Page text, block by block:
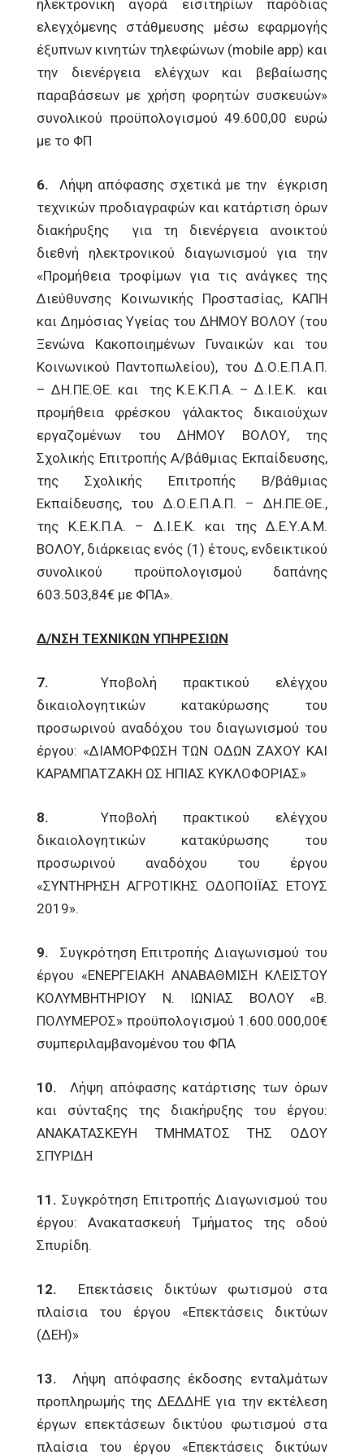
ηλεκτρονική αγορά εισιτηρίων παρόδιας
ελεγχόμενης στάθμευσης μέσω εφαρμογής
έξυπνων κινητών τηλεφώνων (mobile app) και
την διενέργεια ελέγχων και βεβαίωσης
παραβάσεων με χρήση φορητών συσκευών»
συνολικού προϋπολογισμού 49.600,00 ευρώ
με το ΦΠ
6. Λήψη απόφασης σχετικά με την έγκριση
τεχνικών προδιαγραφών και κατάρτιση όρων
διακήρυξης για τη διενέργεια ανοικτού
διεθνή ηλεκτρονικού διαγωνισμού για την
«Προμήθεια τροφίμων για τις ανάγκες της
Διεύθυνσης Κοινωνικής Προστασίας, ΚΑΠΗ
και Δημόσιας Υγείας του ΔΗΜΟΥ ΒΟΛΟΥ (του
Ξενώνα Κακοποιημένων Γυναικών και του
Κοινωνικού Παντοπωλείου), του Δ.Ο.Ε.Π.Α.Π.
– ΔΗ.ΠΕ.ΘΕ. και της Κ.Ε.Κ.Π.Α. – Δ.Ι.Ε.Κ. και
προμήθεια φρέσκου γάλακτος δικαιούχων
εργαζομένων του ΔΗΜΟΥ ΒΟΛΟΥ, της
Σχολικής Επιτροπής Α/βάθμιας Εκπαίδευσης,
της Σχολικής Επιτροπής Β/βάθμιας
Εκπαίδευσης, του Δ.Ο.Ε.Π.Α.Π. – ΔΗ.ΠΕ.ΘΕ.,
της Κ.Ε.Κ.Π.Α. – Δ.Ι.Ε.Κ. και της Δ.Ε.Υ.Α.Μ.
ΒΟΛΟΥ, διάρκειας ενός (1) έτους, ενδεικτικού
συνολικού προϋπολογισμού δαπάνης
603.503,84€ με ΦΠΑ».
Δ/ΝΣΗ ΤΕΧΝΙΚΩΝ ΥΠΗΡΕΣΙΩΝ
7. Υποβολή πρακτικού ελέγχου
δικαιολογητικών κατακύρωσης του
προσωρινού αναδόχου του διαγωνισμού του
έργου: «ΔΙΑΜΟΡΦΩΣΗ ΤΩΝ ΟΔΩΝ ΖΑΧΟΥ ΚΑΙ
ΚΑΡΑΜΠΑΤΖΑΚΗ ΩΣ ΗΠΙΑΣ ΚΥΚΛΟΦΟΡΙΑΣ»
8. Υποβολή πρακτικού ελέγχου
δικαιολογητικών κατακύρωσης του
προσωρινού αναδόχου του έργου
«ΣΥΝΤΗΡΗΣΗ ΑΓΡΟΤΙΚΗΣ ΟΔΟΠΟΙΪΑΣ ΕΤΟΥΣ
2019».
9. Συγκρότηση Επιτροπής Διαγωνισμού του
έργου «ΕΝΕΡΓΕΙΑΚΗ ΑΝΑΒΑΘΜΙΣΗ ΚΛΕΙΣΤΟΥ
ΚΟΛΥΜΒΗΤΗΡΙΟΥ Ν. ΙΩΝΙΑΣ ΒΟΛΟΥ «Β.
ΠΟΛΥΜΕΡΟΣ» προϋπολογισμού 1.600.000,00€
συμπεριλαμβανομένου του ΦΠΑ
10. Λήψη απόφασης κατάρτισης των όρων
και σύνταξης της διακήρυξης του έργου:
ΑΝΑΚΑΤΑΣΚΕΥΗ ΤΜΗΜΑΤΟΣ ΤΗΣ ΟΔΟΥ
ΣΠΥΡΙΔΗ
11. Συγκρότηση Επιτροπής Διαγωνισμού του
έργου: Ανακατασκευή Τμήματος της οδού
Σπυρίδη.
12. Επεκτάσεις δικτύων φωτισμού στα
πλαίσια του έργου «Επεκτάσεις δικτύων
(ΔΕΗ)»
13.
Λήψη απόφασης έκδοσης ενταλμάτων
προπληρωμής της ΔΕΔΔΗΕ για την εκτέλεση
έργων επεκτάσεων δικτύου φωτισμού στα
πλαίσια του έργου «Επεκτάσεις δικτύων